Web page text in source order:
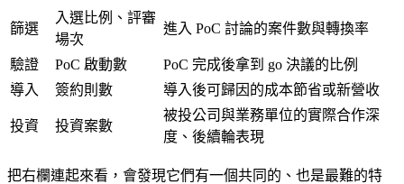
篩選
入選比例、評審
場次
進入 PoC 討論的案件數與轉換率
驗證 PoC 啟動數
PoC 完成後拿到 go 決議的比例
導入
簽約則數 導入後可歸因的成本節省或新營收
投資 投資案數
被投公司與業務單位的實際合作深
度、後續輪表現
把右欄連起來看，會發現它們有一個共同的、也是最難的特